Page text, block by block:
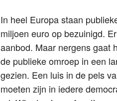
In heel Europa staan
miljoen euro op bezuinigd.
aanbod. Maar nergens gaat
de publieke omroep in een
gezien. Een luis in de pels
moeten zijn in iedere